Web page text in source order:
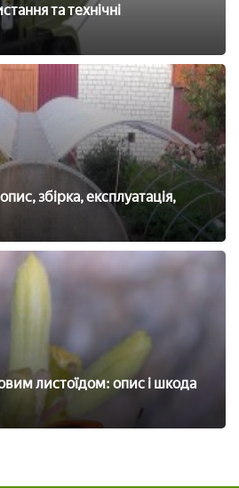
та технічні
збірка, експлуатація,
листоїдом: опис і шкода